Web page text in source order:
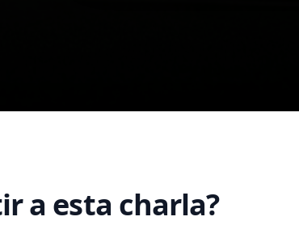
a esta charla?